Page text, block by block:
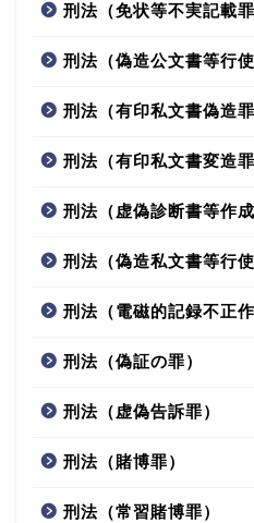
刑法（免状等不実記載罪
刑法（偽造公文書等行使
刑法（有印私文書偽造罪
刑法（有印私文書変造罪
刑法（虚偽診断書等作成
刑法（偽造私文書等行使
刑法（電磁的記録不正
刑法（偽証の罪）
刑法（虚偽告訴罪）
刑法（賭博罪）
刑法（常習賭博罪）